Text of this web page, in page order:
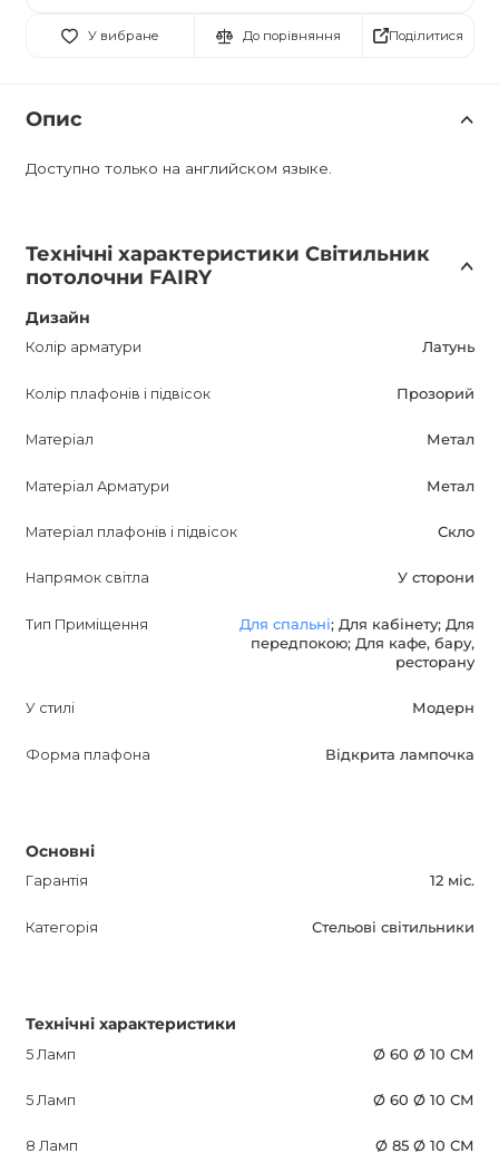
У вибране До порівняння Поділитися
Опис
Доступно только на английском языке.
Технічні характеристики Світильник
потолочни FAIRY
Дизайн
Колір арматури Латунь
Колір плафонів і підвісок Прозорий
Матеріал Метал
Матеріал Арматури Метал
Матеріал плафонів і підвісок Скло
Напрямок світла У сторони
Тип Приміщення Для спальні; Для кабінету; Для
передпокою; Для кафе, бару,
ресторану
У стилі Модерн
Форма плафона Відкрита лампочка
Основні
Гарантія 12 міс.
Категорія Стельові світильники
Технічні характеристики
5 Ламп Ø 60 Ø 10 СМ
5 Ламп Ø 60 Ø 10 СМ
8 Ламп Ø 85 Ø 10 СМ